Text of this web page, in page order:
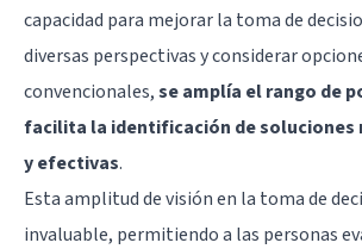
capacidad para mejorar la toma de
diversas perspectivas y considerar
convencionales,se amplía el rango de
facilita la identificación de soluciones
y efectivas.
Esta amplitud de visión en la toma de
invaluable, permitiendo a las personas